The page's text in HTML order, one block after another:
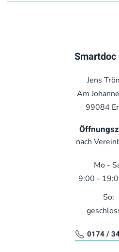
Jens
Am
99084
nach
Mo -
9:00 -
So:
0174 /